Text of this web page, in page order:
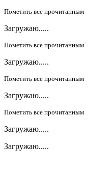
Пометить все прочитанным
Загружаю.....
Пометить все прочитанным
Загружаю.....
Пометить все прочитанным
Загружаю.....
Пометить все прочитанным
Загружаю.....
Загружаю.....